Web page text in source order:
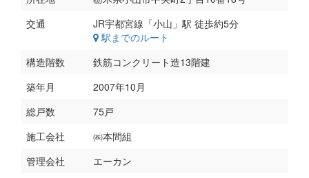
交通
駅までのルート
構造階数
鉄筋コンクリート造13階建
築年月
2007年10月
総戸数
75戸
施工会社
㈱本間組
管理会社
エーカン